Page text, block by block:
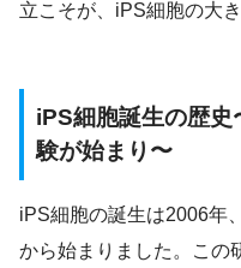
立こそが、iPS細胞の大
iPS細胞誕生の歴
験が始まり〜
iPS細胞の誕生は2006年
から始まりました。この